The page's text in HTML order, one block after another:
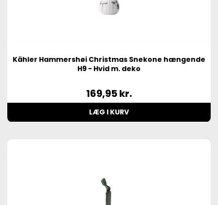
Kähler Hammershøi Christmas Snekone hængende
H9 - Hvid m. deko
169,95kr.
LÆG I KURV